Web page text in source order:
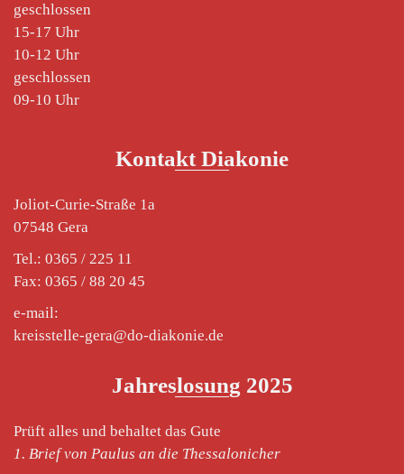
geschlossen
15-17 Uhr
10-12 Uhr
geschlossen
09-10 Uhr
Kontakt Diakonie
Joliot-Curie-Straße 1a
07548 Gera
Tel.: 0365 / 225 11
Fax: 0365 / 88 20 45
e-mail:
kreisstelle-gera@do-diakonie.de
Jahreslosung 2025
Prüft alles und behaltet das Gute
1. Brief von Paulus an die Thessalonicher